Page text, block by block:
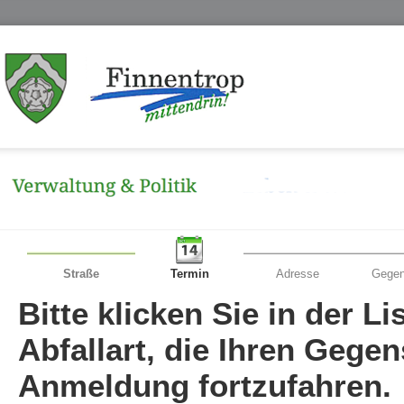
Straße Termin Adresse
Bitte klicken Sie in der
Abfallart, die Ihren
Anmeldung fortzufahren.